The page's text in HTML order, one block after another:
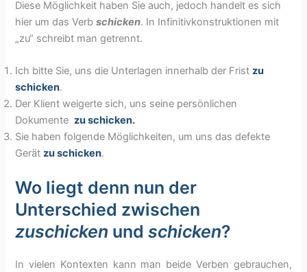
Diese Möglichkeit haben Sie auch, jedoch handelt es sich
hier um das Verbschicken. In Infinitivkonstruktionen mit
„zu“ schreibt man getrennt.
Ich bitte Sie, uns die Unterlagen innerhalb der Fristzu
schicken.
Der Klient weigerte sich, uns seine persönlichen
Dokumentezu schicken.
Sie haben folgende Möglichkeiten, um uns das defekte
Gerätzu schicken.
Wo liegt denn nun der
Unterschied zwischen
zuschicken undschicken?
In vielen Kontexten kann man beide Verben gebrauchen,